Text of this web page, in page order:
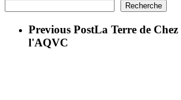
Recherche
Previous PostLa Terre de
l'AQVC